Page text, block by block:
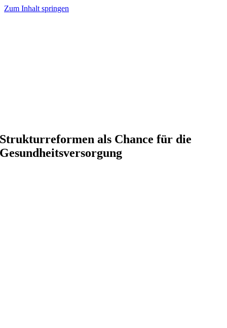
Zum Inhalt springen
Strukturreformen als Chance für die
Gesundheitsversorgung